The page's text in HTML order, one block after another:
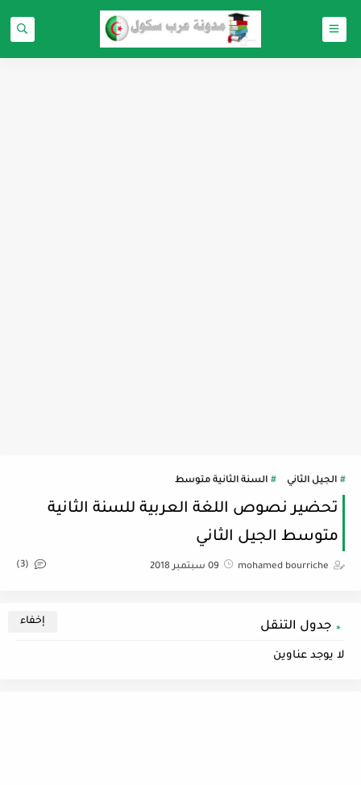
الجيل الثاني السنة الثانية متوسط
تحضير نصوص اللغة العربية للسنة الثانية
متوسط الجيل الثاني
mohamed bourriche 09 سبتمبر 2018 (3)
جدول التنقل
لا يوجد عناوين